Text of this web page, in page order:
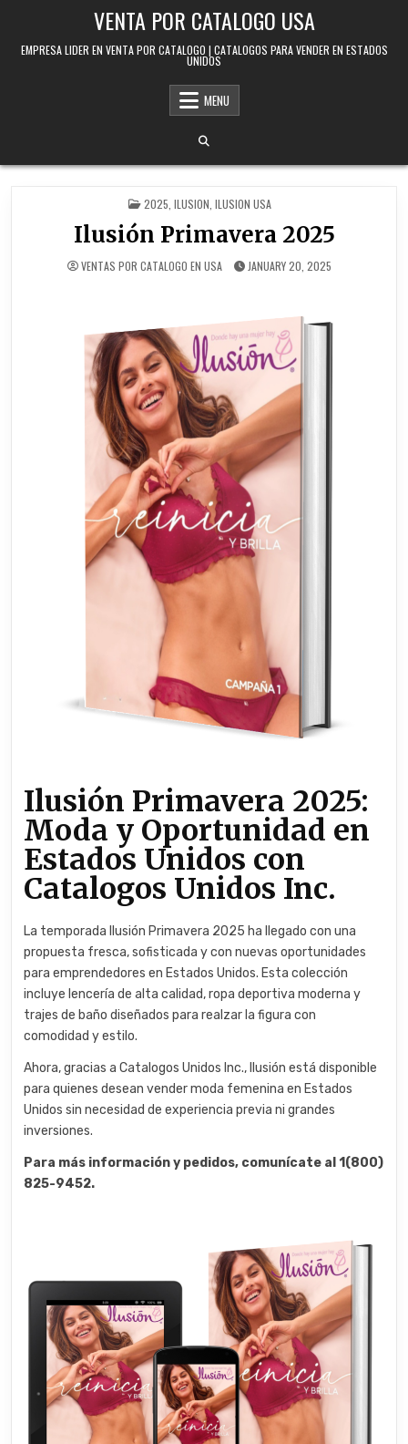
VENTA POR CATALOGO USA
EMPRESA LIDER EN VENTA POR CATALOGO | CATALOGOS PARA VENDER EN ESTADOS
UNIDOS
MENU
POSTED IN
2025 ILUSION ILUSION USA
Ilusión Primavera 2025
VENTAS POR CATALOGO EN USA JANUARY 20, 2025
Ilusión Primavera 2025:
Moda y Oportunidad en
Estados Unidos con
Catalogos Unidos Inc.
La temporada Ilusión Primavera 2025 ha llegado con una
propuesta fresca, sofisticada y con nuevas oportunidades
para emprendedores en Estados Unidos. Esta colección
incluye lencería de alta calidad, ropa deportiva moderna y
trajes de baño diseñados para realzar la figura con
comodidad y estilo.
Ahora, gracias a Catalogos Unidos Inc., Ilusión está disponible
para quienes desean vender moda femenina en Estados
Unidos sin necesidad de experiencia previa ni grandes
inversiones.
Para más información y pedidos, comunícate al 1(800)
825-9452.